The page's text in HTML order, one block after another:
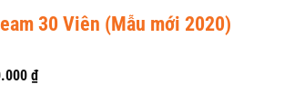
30 Viên (Mẫu mới 2020)
₫Giá
hiện